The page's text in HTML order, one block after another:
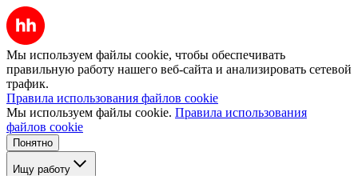
Мы используем файлы cookie, чтобы обеспечивать
правильную работу нашего веб-сайта и анализировать сетевой
трафик.
Правила использования файлов cookie
Мы используем файлы cookie. Правила использования
файлов cookie
Понятно
Ищу работу